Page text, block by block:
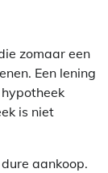
zomaar een
Een lening
is niet
aankoop.